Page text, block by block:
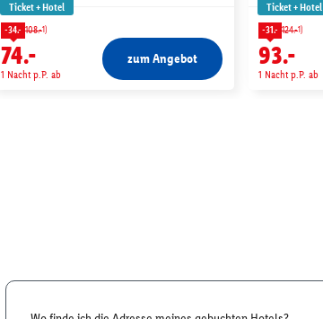
Ticket + Hotel
-34.- 108.-1)
74.-
1 Nacht p.P. ab
zum Angebot
Ticket + Hotel
-31.- 124.-1)
93.-
1 Nacht p.P. ab